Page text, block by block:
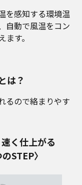
を感知する環境温
自動で風温をコン
す。
は？
るので絡まりやす
く仕上がる
STEP〉